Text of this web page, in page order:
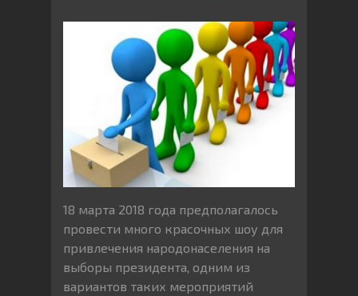
18 марта 2018 года предполагалось
провести много красочных шоу для
привлечения народонаселения на
выборы президента, одним из
вариантов таких мероприятий